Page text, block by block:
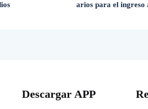
arios para el ingreso
Descargar APP